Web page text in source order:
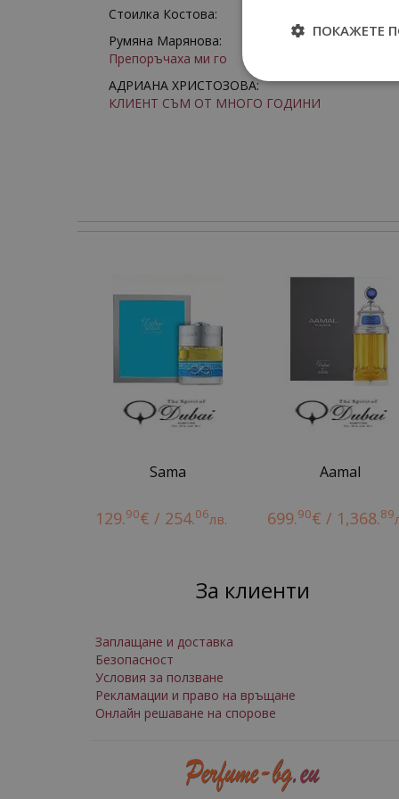
Стоилка Костова:
Румяна Марянова:
Препоръчаха ми го
АДРИАНА ХРИСТОЗОВА:
КЛИЕНТ СЪМ ОТ МНОГО ГОДИНИ
Sama
129.90€ / 254.06лв.
Aamal
699.90€ / 1,368.89
За клиенти
Заплащане и доставка
Безопасност
Условия за ползване
Рекламации и право на връщане
Онлайн решаване на спорове
ПОКАЖЕТЕ